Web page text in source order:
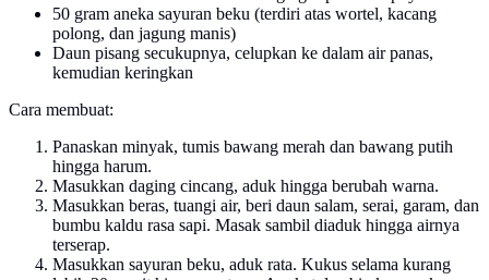
50 gram aneka sayuran beku (terdiri atas wortel, kacang
polong, dan jagung manis)
Daun pisang secukupnya, celupkan ke dalam air panas,
kemudian keringkan
Cara membuat:
Panaskan minyak, tumis bawang merah dan bawang putih
hingga harum.
Masukkan daging cincang, aduk hingga berubah warna.
Masukkan beras, tuangi air, beri daun salam, serai, garam, dan
bumbu kaldu rasa sapi. Masak sambil diaduk hingga airnya
terserap.
Masukkan sayuran beku, aduk rata. Kukus selama kurang